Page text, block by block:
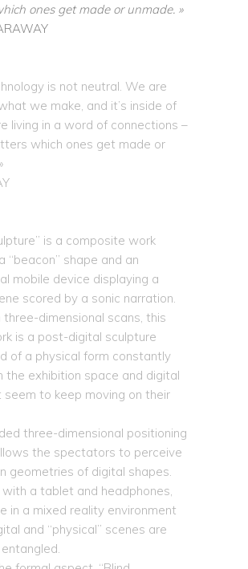
ones get made or unmade. »
is not neutral. We are
we make, and it’s inside of
living in a word of connections –
which ones get made or
is a composite work
“beacon” shape and an
mobile device displaying a
scored by a sonic narration.
three-dimensional scans, this
is a post-digital sculpture
of a physical form constantly
the exhibition space and digital
seem to keep moving on their
three-dimensional positioning
the spectators to perceive
geometries of digital shapes.
with a tablet and headphones,
in a mixed reality environment
and “physical” scenes are